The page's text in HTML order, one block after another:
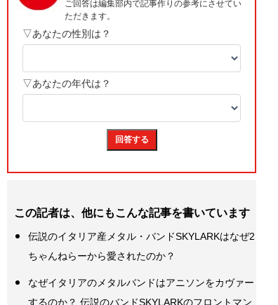
この記者は、他にもこんな記事を書いています
伝説のイタリア産メタル・バンドSKYLARKはなぜ2
ちゃんねらーから愛されたのか？
なぜイタリアのメタルバンドはアニソンをカヴァー
するのか？ 伝説のバンドSKYLARKのフロントマン